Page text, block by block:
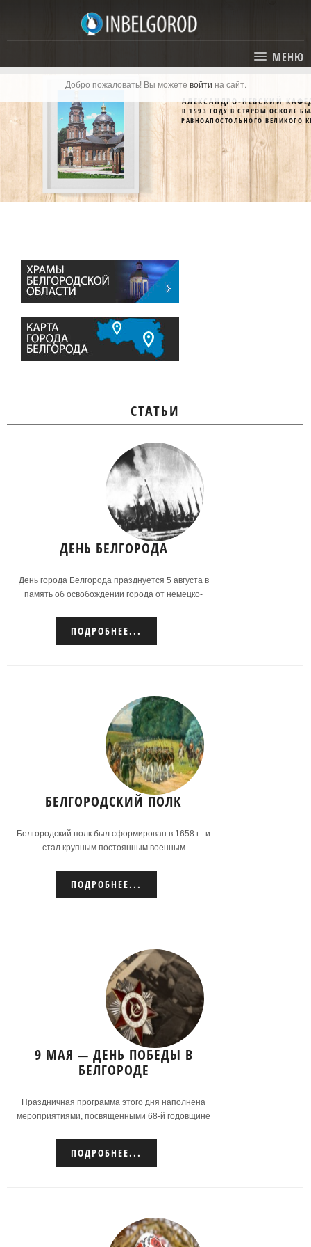
МЕНЮ
ГЛАВНАЯ
СТАТЬИ
КАТАЛОГ
ГОСТИНИЦЫ И ОТЕЛИ
ЭКСКУРСИИ
ОТДЫХ
МЕСТА
СОБЫТИЯ
КАРТА
Добро пожаловать! Вы можете войти на сайт.
АЛЕКСАНДРО-НЕВСКИЙ
В 1593 ГОДУ В СТАРОМ ОСКОЛЕ
РАВНОАПОСТОЛЬНОГО ВЕЛИКОГО
СТАТЬИ
ДЕНЬ БЕЛГОРОДА
День города Белгорода празднуется 5 августа в
память об освобождении города от немецко-
ПОДРОБНЕЕ...
БЕЛГОРОДСКИЙ ПОЛК
Белгородский полк был сформирован в 1658 г . и
стал крупным постоянным военным
подчинявшимся белгородскому воеводе.
ПОДРОБНЕЕ...
9 МАЯ — ДЕНЬ ПОБЕДЫ В
БЕЛГОРОДЕ
Праздничная программа этого дня наполнена
мероприятиями, посвященными 68-й годовщине
Подробнее...
ПОДРОБНЕЕ...